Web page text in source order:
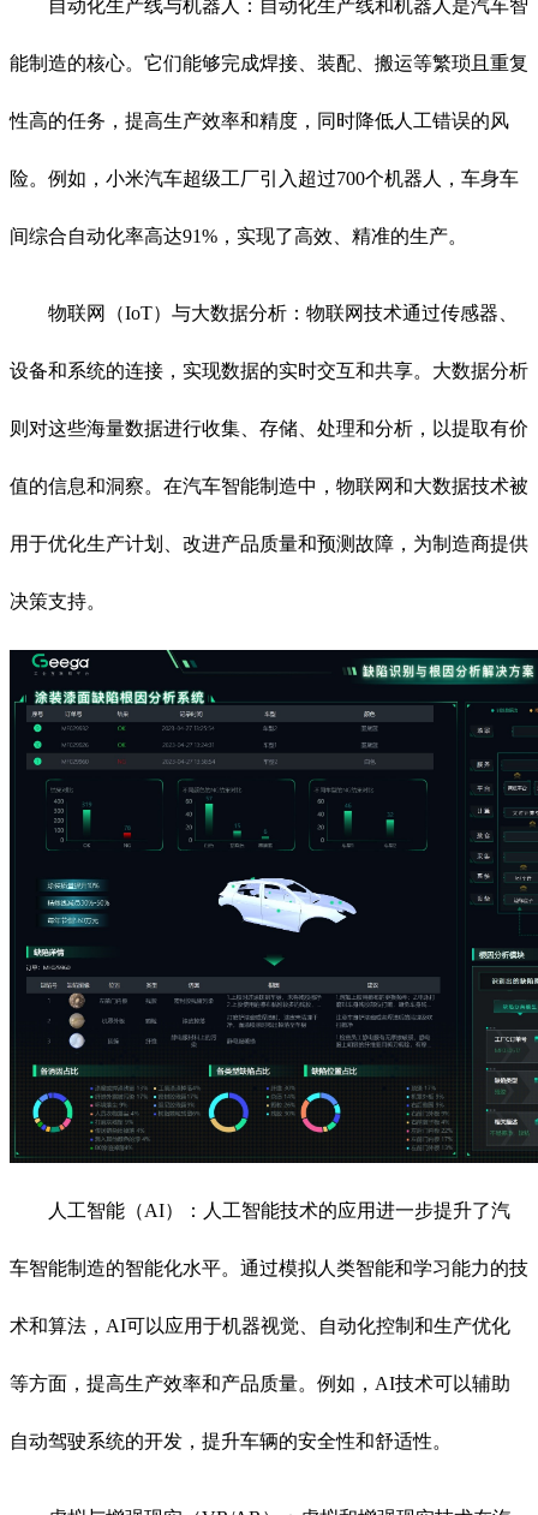
自动化生产线与机器人：自动化生产线和机器人是汽车智
能制造的核心。它们能够完成焊接、装配、搬运等繁琐且重复
性高的任务，提高生产效率和精度，同时降低人工错误的风
险。例如，小米汽车超级工厂引入超过700个机器人，车身车
间综合自动化率高达91% ，实现了高效、精准的生产。
物联网（IoT）与大数据分析：物联网技术通过传感器、
设备和系统的连接，实现数据的实时交互和共享。大数据分析
则对这些海量数据进行收集、存储、处理和分析，以提取有价
值的信息和洞察。在汽车智能制造中，物联网和大数据技术被
用于优化生产计划、改进产品质量和预测故障，为制造商提供
决策支持。
人工智能（AI）：人工智能技术的应用进一步提升了汽
车智能制造的智能化水平。通过模拟人类智能和学习能力的技
术和算法， AI可以应用于机器视觉、自动化控制和生产优化
等方面，提高生产效率和产品质量。例如， AI技术可以辅助
自动驾驶系统的开发，提升车辆的安全性和舒适性。